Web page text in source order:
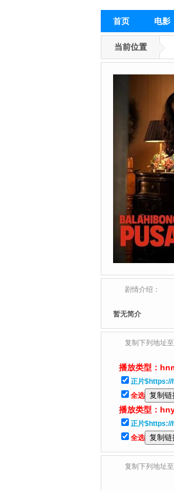
首页 电影
当前位置
剧情介绍：
暂无简介
复制下列地址
播放类型：
正片
全选
播放类型：
正片
全选
复制下列地址